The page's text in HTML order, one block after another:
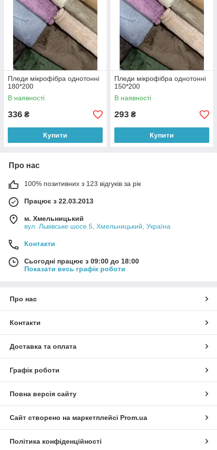
Пледи мікрофібра однотонні
180*200
В наявності
336 ₴
Купити
Пледи мікрофібра однотонні
150*200
В наявності
293 ₴
Купити
Про нас
100% позитивних з 123 відгуків за рік
Працює з 22.03.2013
м. Хмельницький
вул. Львівське шосе 5, Хмельницький, Україна
Контакти
Сьогодні працює з 09:00 до 18:00
Показати весь графік роботи
Про нас
Контакти
Доставка та оплата
Графік роботи
Повна версія сайту
Сайт створено на маркетплейсі Prom.ua
Політика конфіденційності